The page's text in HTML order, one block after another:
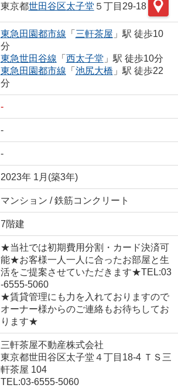
東京都世田谷区太子堂 ５丁目29-18
東急田園都市線 「 三軒茶屋 」駅 徒歩10
分
東急世田谷線 「 西太子堂 」駅 徒歩10分
東急田園都市線 「 池尻大橋 」駅 徒歩22
分
-
-
-
2023年 1月(築3年)
マンション / 鉄筋コンクリート
7階建
★当社では初期費用分割・カード決済可
能★お客様一人一人に合ったお部屋と生
活をご提案させていただきます★TEL:03
-6555-5060
★賃貸管理にも力を入れておりますので
オーナー様からのご連絡もお待ちしてお
ります★
三軒茶屋不動産株式会社
東京都世田谷区太子堂４丁目18-4 ＴＳ三
軒茶屋 104
TEL:03-6555-5060